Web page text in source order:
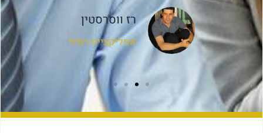
רז ווסרסטין
אפליקציית רמיני